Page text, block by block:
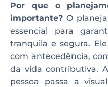
Por que o
importante? O
essencial para
tranquila e segura.
com antecedência,
da vida contributiva.
pessoa passa a